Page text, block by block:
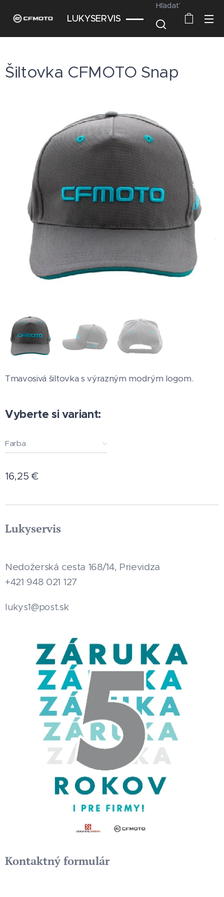
LUKYSERVIS
Hľadať
Šiltovka CFMOTO Snap
Tmavosivá šiltovka s výrazným modrým logom.
Vyberte si variant:
Farba
16,25 €
Lukyservis
Nedožerská cesta 168/14, Prievidza
+421 948 021 127
lukys1@post.sk
Kontaktný formulár